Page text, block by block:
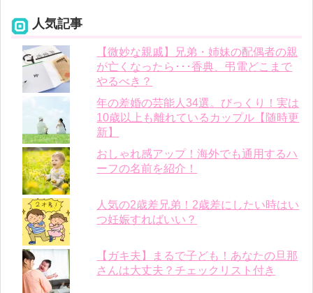
人気記事
【微妙な親戚】兄弟・姉妹の配偶者の親
が亡くなったら･･･香典、弔電どこまで
やるべき？
年の差婚の芸能人34選。びっくり！実は
10歳以上も離れているカップル【随時更
新】
おしゃれ感アップ！海外でも通用するハ
ーフの名前を紹介！
人気の2歳差兄弟！2歳差にしたい時はい
つ妊娠すればいい？
【ガキ夫】まるで子ども！あなたの旦那
さんは大丈夫？チェックリスト付き